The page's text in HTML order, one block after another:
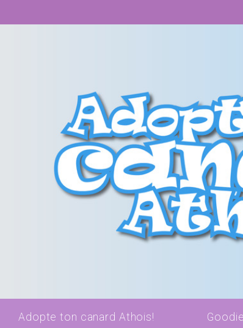
Adopte ton canard Athois!